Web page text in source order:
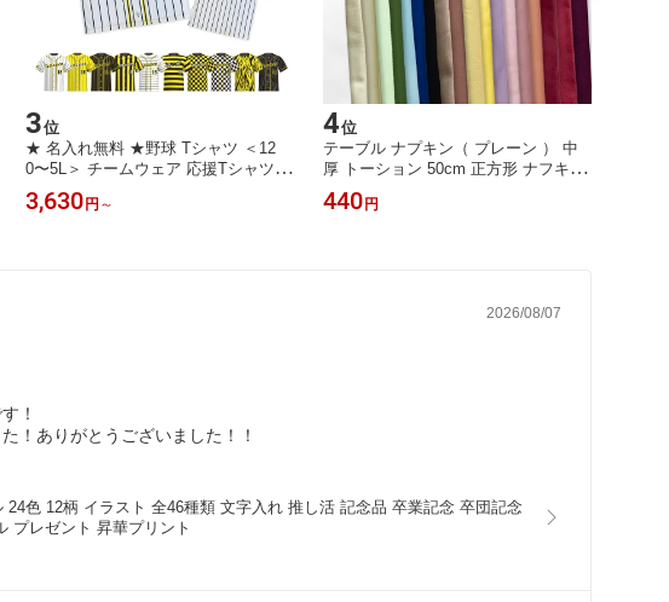
3位
★ 名入れ無料 ★野球 Tシャツ ＜12
0〜5L＞ チームウェア 応援Tシャツ
ベースボールTシャツ クラスTシャツ
練習Tシャツ 記念Tシャツ スタッフT
3,630円 ～
4位
テーブル ナプキン（ プレーン ） 中
厚 トーション 50cm 正方形 ナフキン
ワイン くすみカラー ハロウィン クリ
スマス お正月 ウエディング 結婚 パ
440円
2026/08/07
！
！ありがとうございました！！
色 12柄 イラスト 全46種類 文字入れ 推し活 記念品 卒業記念 卒団記念
プレゼント 昇華プリント